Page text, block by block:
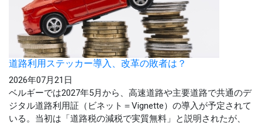
道路利用ステッカー導入、改革の敗者は？
2026年07月21日
ベルギーでは2027年5月から、高速道路や主要道路で共通のデ
ジタル道路利用証（ビネット＝Vignette）の導入が予定されて
いる。当初は「道路税の減税で実質無料」と説明されたが、